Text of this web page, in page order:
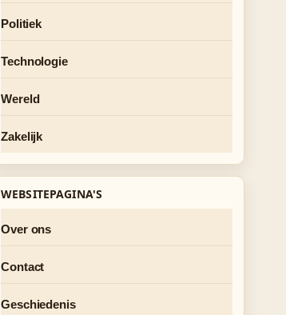
Politiek
Technologie
Wereld
Zakelijk
WEBSITEPAGINA'S
Over ons
Contact
Geschiedenis